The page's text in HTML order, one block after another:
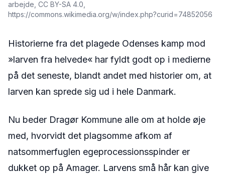
arbejde, CC BY-SA 4.0,
https://commons.wikimedia.org/w/index.php?curid=74852056
Historierne fra det plagede Odenses kamp mod
»larven fra helvede« har fyldt godt op i medierne
på det seneste, blandt andet med historier om, at
larven kan sprede sig ud i hele Danmark.
Nu beder Dragør Kommune alle om at holde øje
med, hvorvidt det plagsomme afkom af
natsommerfuglen egeprocessionsspinder er
dukket op på Amager. Larvens små hår kan give